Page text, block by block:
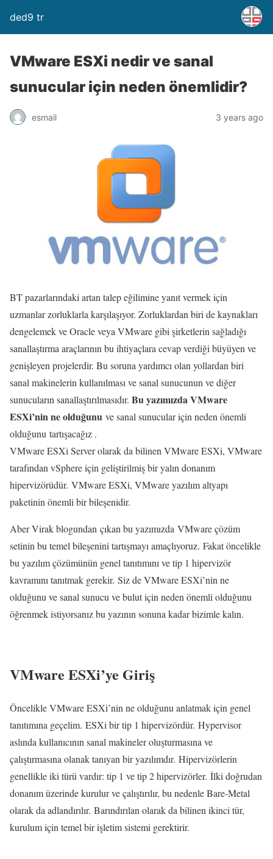
ded9 tr
VMware ESXi nedir ve sanal
sunucular için neden önemlidir?
esmail 3 years ago
BT pazarlarındaki artan talep eğilimine yanıt vermek için
uzmanlar zorluklarla karşılaşıyor. Zorluklardan biri de kaynakları
dengelemek ve Oracle veya VMware gibi şirketlerin sağladığı
sanallaştırma araçlarının bu ihtiyaçlara cevap verdiği büyüyen ve
genişleyen projelerdir. Bu soruna yardımcı olan yollardan biri
sanal makinelerin kullanılması ve sanal sunucunun ve diğer
sunucuların sanallaştırılmasıdır. Bu yazımızda VMware
ESXi’nin ne olduğunu ve sanal sunucular için neden önemli
olduğunu tartışacağız .
VMware ESXi Server olarak da bilinen VMware ESXi, VMware
tarafından vSphere için geliştirilmiş bir yalın donanım
hipervizörüdür. VMware ESXi, VMware yazılım altyapı
paketinin önemli bir bileşenidir.
Aber Virak blogundan çıkan bu yazımızda VMware çözüm
setinin bu temel bileşenini tartışmayı amaçlıyoruz. Fakat öncelikle
bu yazılım çözümünün genel tanıtımını ve tip 1 hipervizör
kavramını tanıtmak gerekir. Siz de VMware ESXi’nin ne
olduğunu ve sanal sunucu ve bulut için neden önemli olduğunu
öğrenmek istiyorsanız bu yazının sonuna kadar bizimle kalın.
VMware ESXi’ye Giriş
Öncelikle VMware ESXi’nin ne olduğunu anlatmak için genel
tanıtımına geçelim. ESXi bir tip 1 hipervizördür. Hypervisor
aslında kullanıcının sanal makineler oluşturmasına ve
çalıştırmasına olanak tanıyan bir yazılımdır. Hipervizörlerin
genellikle iki türü vardır: tip 1 ve tip 2 hipervizörler. İlki doğrudan
donanım üzerinde kurulur ve çalıştırılır, bu nedenle Bare-Metal
olarak da adlandırılır. Barındırılan olarak da bilinen ikinci tür,
kurulum için temel bir işletim sistemi gerektirir.